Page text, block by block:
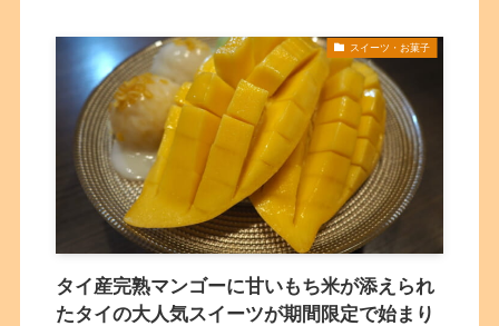
スイーツ・お菓子
タイ産完熟マンゴーに甘いもち米が添えられ
たタイの大人気スイーツが期間限定で始まり